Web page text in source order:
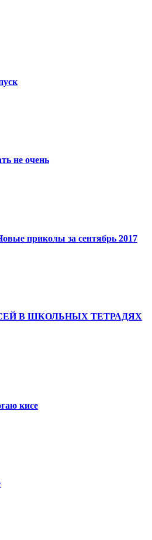
не очень
приколы за сентябрь 2017
В ШКОЛЬНЫХ ТЕТРАДЯХ
кисе